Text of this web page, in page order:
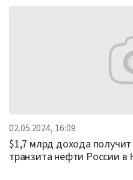
02.05.2024, 16:09
$1,7 млрд дохода получит
транзита нефти России в